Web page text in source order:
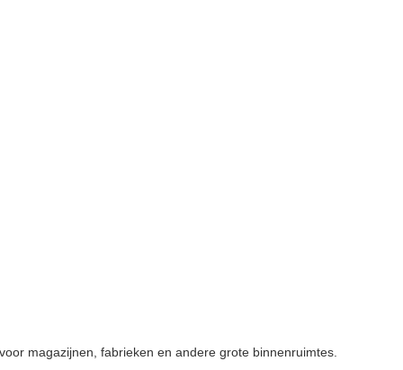
magazijnen, fabrieken en andere grote binnenruimtes.